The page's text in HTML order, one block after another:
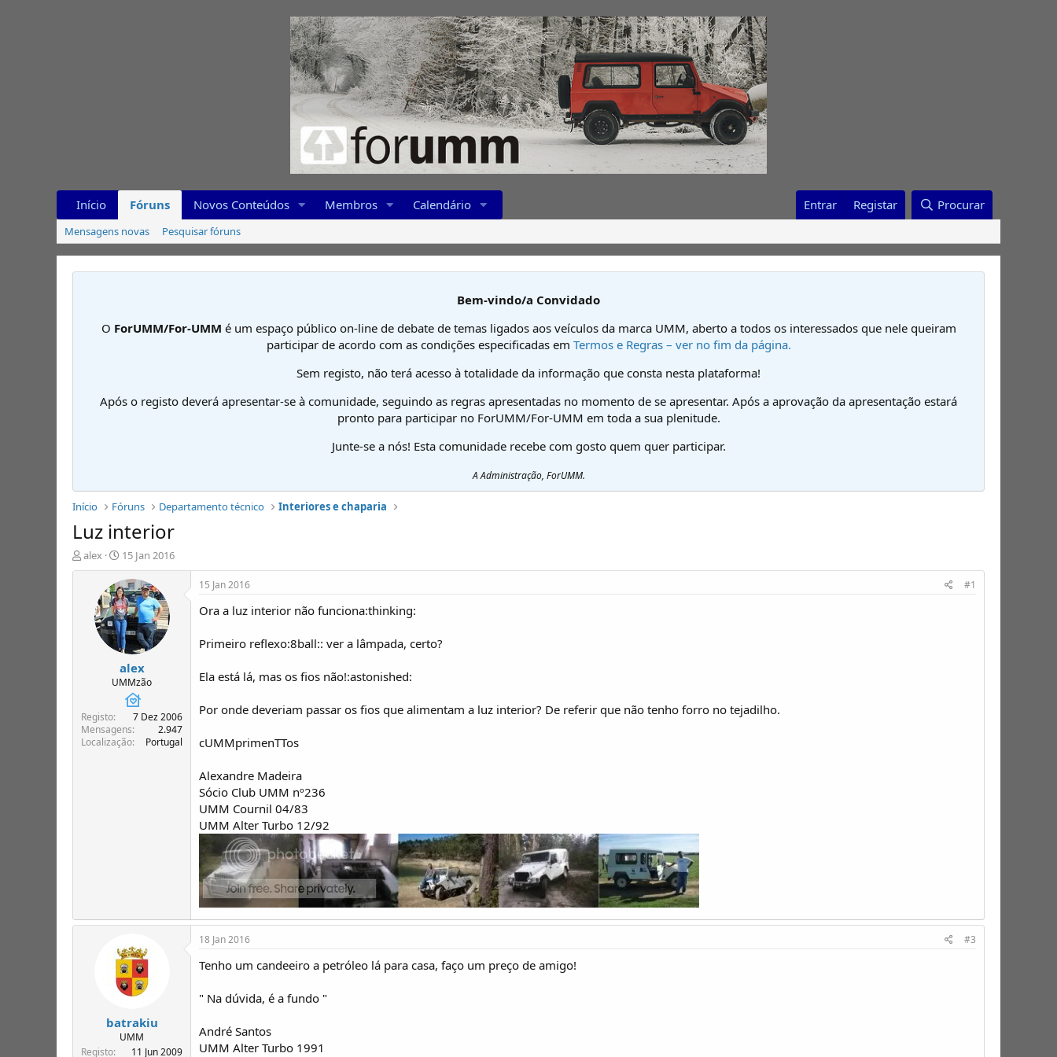
Início Fóruns Novos Conteúdos Membros Calendário Entrar Registar Procurar
Mensagens novas Pesquisar fóruns
Bem-vindo/a Convidado
O ForUMM/For-UMM é um espaço público on-line de debate de temas ligados aos veículos da marca UMM, aberto a todos os interessados que nele queiram
participar de acordo com as condições especificadas em Termos e Regras – ver no fim da página.
Sem registo, não terá acesso à totalidade da informação que consta nesta plataforma!
Após o registo deverá apresentar-se à comunidade, seguindo as regras apresentadas no momento de se apresentar. Após a aprovação da apresentação estará
pronto para participar no ForUMM/For-UMM em toda a sua plenitude.
Junte-se a nós! Esta comunidade recebe com gosto quem quer participar.
A Administração, ForUMM.
Início Fóruns Departamento técnico Interiores e chaparia
Luz interior
I
n
T
ó
p
alex
D
a
t
a
d
e
i
n
í
c
o
15 Jan 2016
alex
UMMzão
Registo
7 Dez 2006
Mensagens
2.947
Localização
Portugal
15 Jan 2016 #1
Ora a luz interior não funciona:thinking:
Primeiro reflexo:8ball:: ver a lâmpada, certo?
Ela está lá, mas os fios não!:astonished:
Por onde deveriam passar os fios que alimentam a luz interior? De referir que não tenho forro no tejadilho.
cUMMprimenTTos
Alexandre Madeira
Sócio Club UMM nº236
UMM Cournil 04/83
UMM Alter Turbo 12/92
batrakiu
UMM
Registo
11 Jun 2009
18 Jan 2016 #3
Tenho um candeeiro a petróleo lá para casa, faço um preço de amigo!
" Na dúvida, é a fundo "
André Santos
UMM Alter Turbo 1991